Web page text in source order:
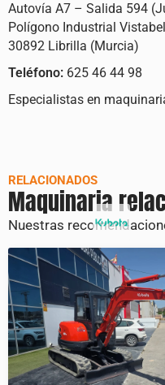
Autovía A7 – Salida 594
Polígono Industrial
30892 Librilla (Murcia)
Teléfono: 625 46 44 98
Especialistas en
RELACIONADOS
Maquinaria
Nuestras